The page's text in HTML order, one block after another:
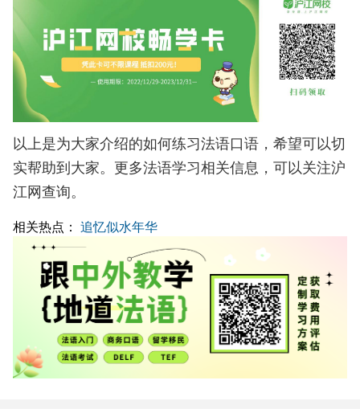
以上是为大家介绍的如何练习法语口语，希望可以切
实帮助到大家。更多法语学习相关信息，可以关注沪
江网查询。
相关热点： 追忆似水年华